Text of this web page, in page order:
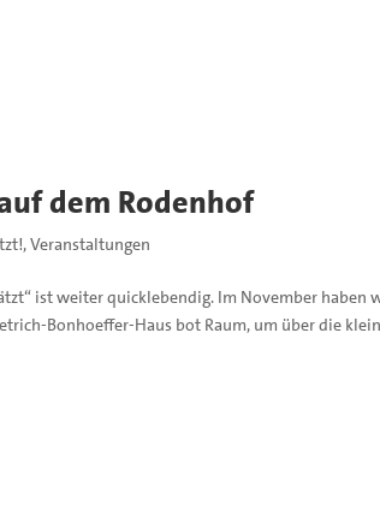
dem Rodenhof
,Veranstaltungen
ist weiter quicklebendig. Im November haben
Bonhoeffer-Haus bot Raum, um über die